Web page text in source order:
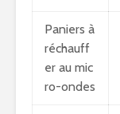
Paniers à
réchauff
er au mic
ro-ondes